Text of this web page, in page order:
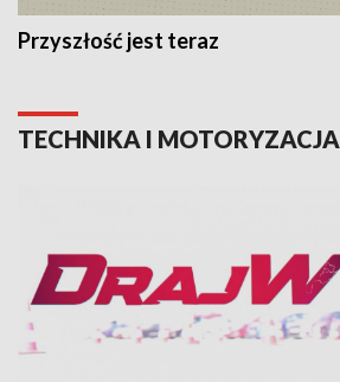
Przyszłość jest teraz
TECHNIKA I MOTORYZACJA